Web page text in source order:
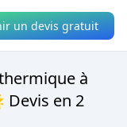
un devis gratuit
à
Devis en 2